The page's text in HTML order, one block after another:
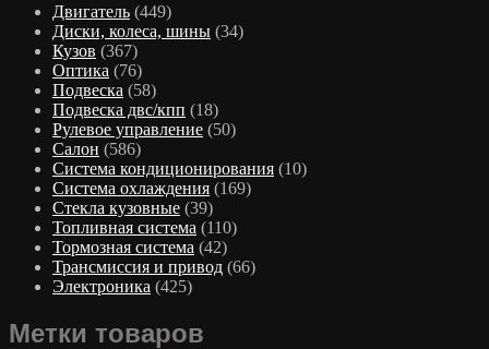
Двигатель (449)
Диски, колеса, шины (34)
Кузов (367)
Оптика (76)
Подвеска (58)
Подвеска двс/кпп (18)
Рулевое управление (50)
Салон (586)
Система кондиционирования (10)
Система охлаждения (169)
Стекла кузовные (39)
Топливная система (110)
Тормозная система (42)
Трансмиссия и привод (66)
Электроника (425)
Метки товаров